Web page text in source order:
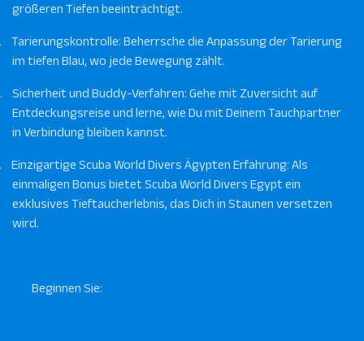
größeren Tiefen beeinträchtigt.
Tarierungskontrolle: Beherrsche die Anpassung der Tarierung
im tiefen Blau, wo jede Bewegung zählt.
Sicherheit und Buddy-Verfahren: Gehe mit Zuversicht auf
Entdeckungsreise und lerne, wie Du mit Deinem Tauchpartner
in Verbindung bleiben kannst.
Einzigartige Scuba World Divers Ägypten Erfahrung: Als
einmaligen Bonus bietet Scuba World Divers Egypt ein
exklusives Tieftaucherlebnis, das Dich in Staunen versetzen
wird.
Beginnen Sie: